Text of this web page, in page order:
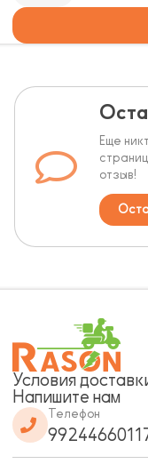
Еще
отзыв!
Условия
Напишите нам
Телефон